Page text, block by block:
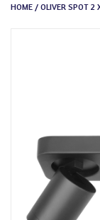
Meubelvilt
Cadeaubonnen
HOME / OLIVER SPOT 2